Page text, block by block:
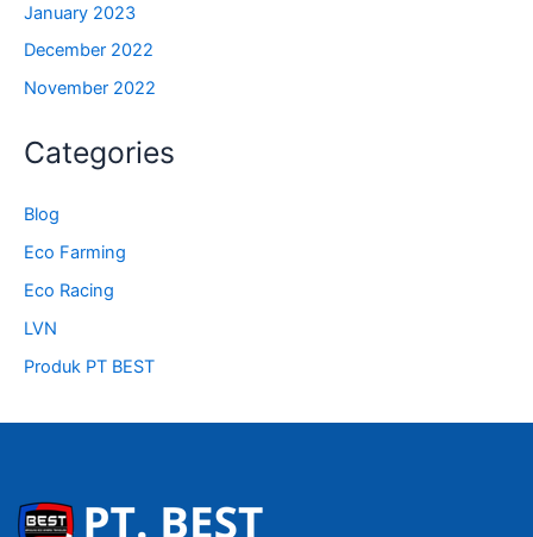
January 2023
December 2022
November 2022
Categories
Blog
Eco Farming
Eco Racing
LVN
Produk PT BEST